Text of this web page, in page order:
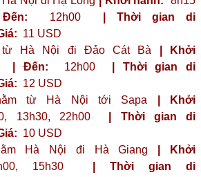
12h00
| Thời gian di
11 USD
từ Hà Nội đi Đảo Cát Bà
| Khởi
| Đến: 12h00
| Thời gian di
12 USD
từ Hà Nội tới Sapa
| Khởi
13h30, 22h00
| Thời gian di
10 USD
Hà Nội đi Hà Giang
| Khởi
15h30
| Thời gian di